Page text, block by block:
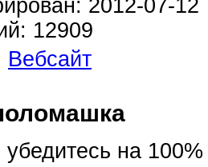
2012-07-12
12909
Вебсайт
убедитесь на